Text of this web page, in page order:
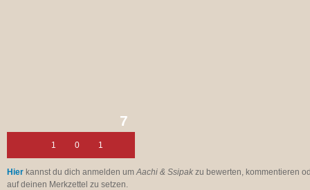
7
1 0 1
Hier kannst du dich anmelden umAachi & Ssipak zu bewerten, kommentieren
auf deinen Merkzettel zu setzen.